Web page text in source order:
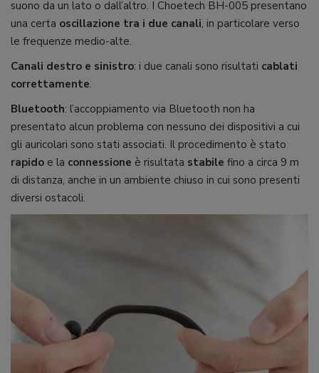
suono da un lato o dall’altro. I Choetech BH-005 presentano
una certa oscillazione tra i due canali, in particolare verso
le frequenze medio-alte.
Canali destro e sinistro: i due canali sono risultati cablati
correttamente.
Bluetooth: l’accoppiamento via Bluetooth non ha
presentato alcun problema con nessuno dei dispositivi a cui
gli auricolari sono stati associati. Il procedimento è stato
rapido e la connessione è risultata stabile fino a circa 9 m
di distanza, anche in un ambiente chiuso in cui sono presenti
diversi ostacoli.